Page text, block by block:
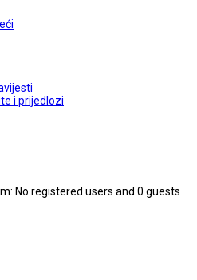
i prijedlozi
No registered users and 0 guests